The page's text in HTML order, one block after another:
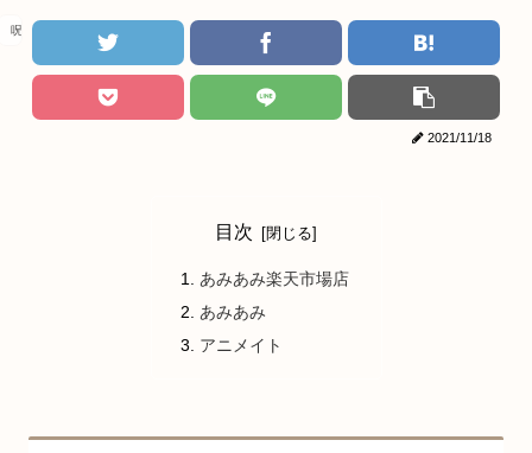
呪術廻戦
2021/11/18
目次
あみあみ楽天市場店
あみあみ
アニメイト